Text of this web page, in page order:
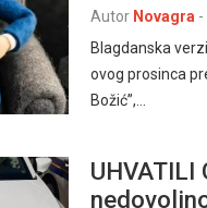
Autor Novagra -
Blagdanska
ovog prosinca
Božić”,…
UHVATILI